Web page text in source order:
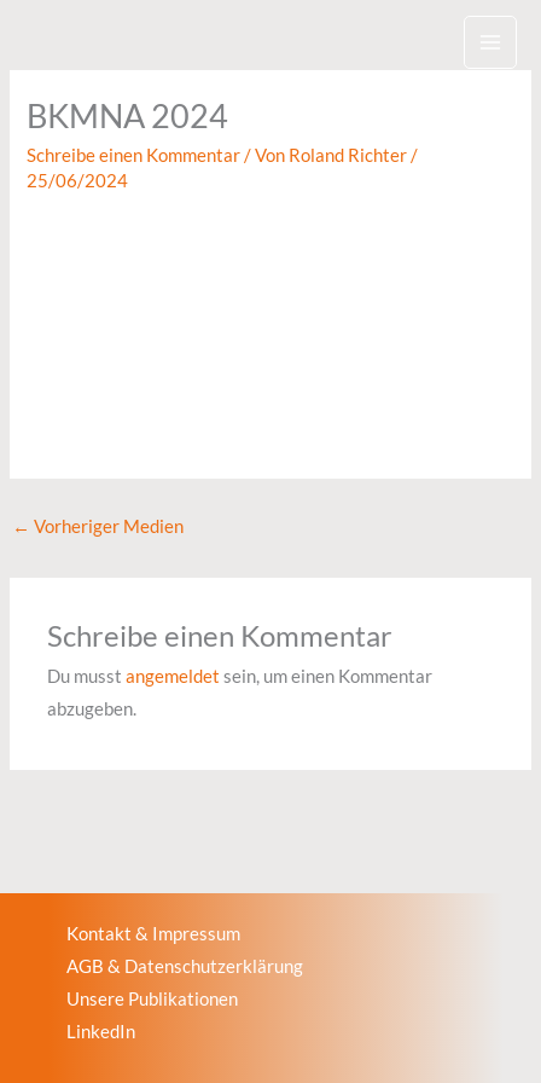
BKMNA 2024
Schreibe einen Kommentar / Von Roland Richter/
25/06/2024
← Vorheriger Medien
Schreibe einen Kommentar
Du musstangemeldet sein, um einen Kommentar
abzugeben.
Kontakt & Impressum
AGB & Datenschutzerklärung
Unsere Publikationen
LinkedIn